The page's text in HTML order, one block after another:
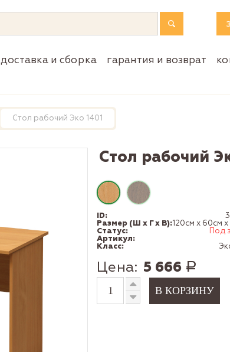
доставка и сборка гарантия и возврат
Стол рабочий Эко 1401
Стол рабочий
ID:
Размер (Ш x Г x В):120см x 60см x
Статус:
Под
Артикул:
Класс:
Цена: 5 666 Р